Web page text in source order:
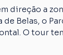
direção a
Belas, o
O tour